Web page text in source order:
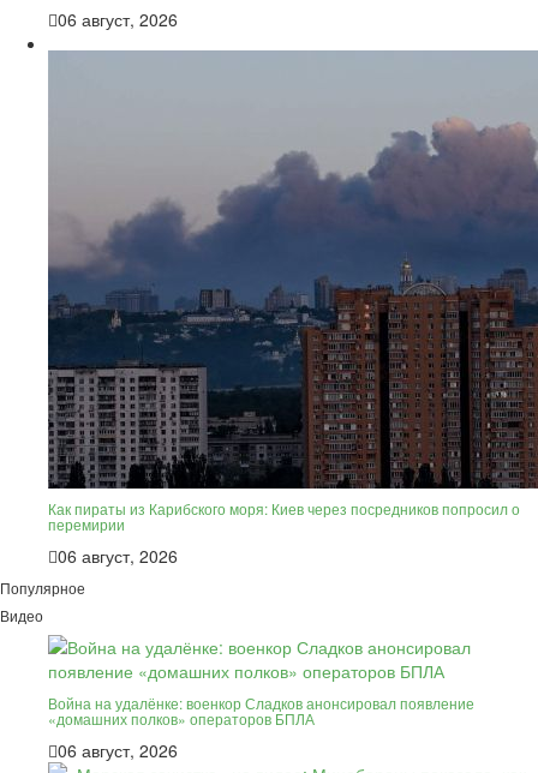
06 август, 2026
Как пираты из Карибского моря: Киев через посредников попросил о
перемирии
06 август, 2026
Популярное
Видео
Война на удалёнке: военкор Сладков анонсировал появление
«домашних полков» операторов БПЛА
06 август, 2026